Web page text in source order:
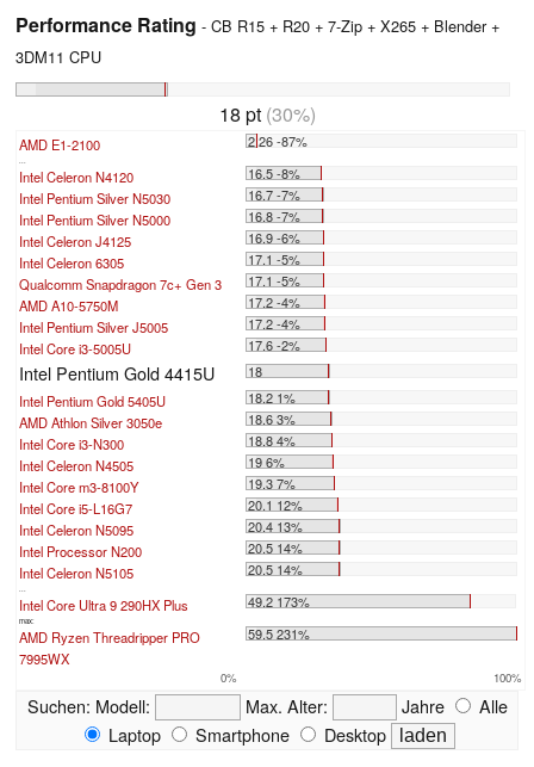
Performance Rating - CB R15 + R20 + 7-Zip + X265 + Blender +
3DM11 CPU
18 pt(30%)
AMD E1-2100 2.26 -87%
Intel Celeron N4120
16.5 -8%
Intel Pentium Silver N5030
16.7 -7%
Intel Pentium Silver N5000
16.8 -7%
Intel Celeron J4125
16.9 -6%
Intel Celeron 6305
17.1 -5%
Qualcomm Snapdragon 7c+ Gen 3
17.1 -5%
AMD A10-5750M
17.2 -4%
Intel Pentium Silver J5005
17.2 -4%
Intel Core i3-5005U
17.6 -2%
Intel Pentium Gold 4415U
18
Intel Pentium Gold 5405U
18.2 1%
AMD Athlon Silver 3050e
18.6 3%
Intel Core i3-N300
18.8 4%
Intel Celeron N4505
19 6%
Intel Core m3-8100Y
19.3 7%
Intel Core i5-L16G7
20.1 12%
Intel Celeron N5095
20.4 13%
Intel Processor N200
20.5 14%
Intel Celeron N5105
20.5 14%
Intel Core Ultra 9 290HX Plus 49.2 173%
max:
AMD Ryzen Threadripper PRO
7995WX
59.5 231%
0% 100%
Suchen: Modell: Max. Alter: Jahre
Alle
Laptop
Smartphone Desktop